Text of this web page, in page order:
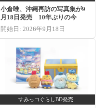
小倉唯、沖縄再訪の写真集が9
月18日発売 10年ぶりの今
開始日: 2026年9月18日
すみっコぐらしBD発売